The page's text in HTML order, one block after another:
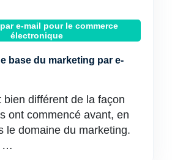
e-mail pour le commerce
électronique
base du marketing par e-
bien différent de la façon
ont commencé avant, en
le domaine du marketing.
…